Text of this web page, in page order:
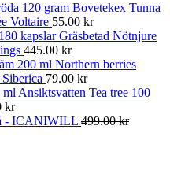
Bovetekex Tunna
Voltaire 55.00 kr
Gräsbetad Nötnjure
445.00 kr
Northern berries
79.00 kr
Ansiktsvatten Tea tree 100
kr
- ICANIWILL 499.00kr